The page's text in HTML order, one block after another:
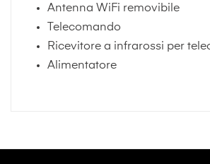
Antenna WiFi removibile
Telecomando
Ricevitore a infrarossi per
Alimentatore